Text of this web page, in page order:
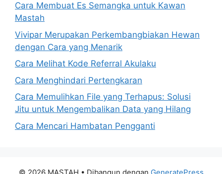
Cara Membuat Es Semangka untuk Kawan
Mastah
Vivipar Merupakan Perkembangbiakan Hewan
dengan Cara yang Menarik
Cara Melihat Kode Referral Akulaku
Cara Menghindari Pertengkaran
Cara Memulihkan File yang Terhapus: Solusi
Jitu untuk Mengembalikan Data yang Hilang
Cara Mencari Hambatan Pengganti
© 2026 MASTAH • Dibangun dengan GeneratePress